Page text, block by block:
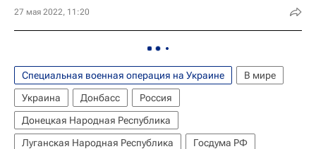
27 мая 2022, 11:20
Специальная военная операция на Украине
В мире
Украина
Донбасс
Россия
Донецкая Народная Республика
Луганская Народная Республика
Госдума РФ